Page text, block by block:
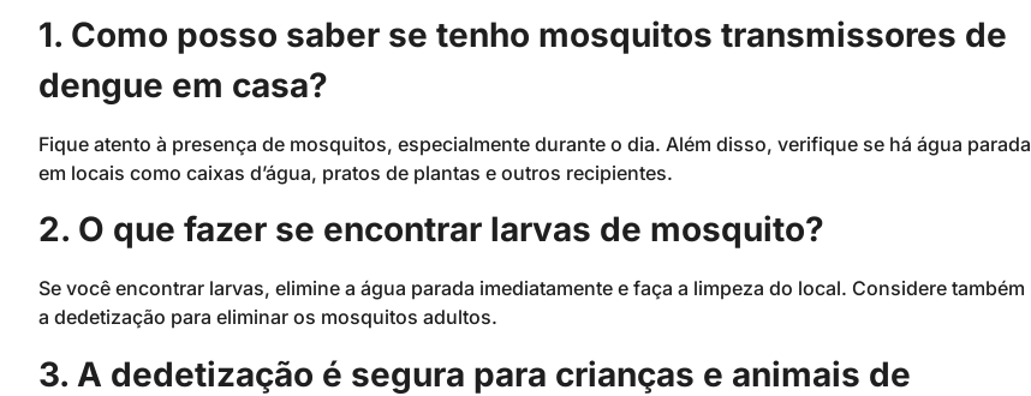
1. Como posso saber se tenho mosquitos transmissores de
dengue em casa?
Fique atento à presença de mosquitos, especialmente durante o dia. Além disso, verifique se há água parada
em locais como caixas d’água, pratos de plantas e outros recipientes.
2. O que fazer se encontrar larvas de mosquito?
Se você encontrar larvas, elimine a água parada imediatamente e faça a limpeza do local. Considere também
a dedetização para eliminar os mosquitos adultos.
3. A dedetização é segura para crianças e animais de